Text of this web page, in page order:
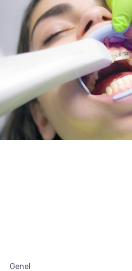
Genel